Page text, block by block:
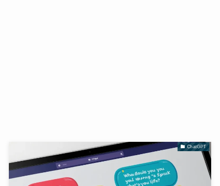
ChatGPT